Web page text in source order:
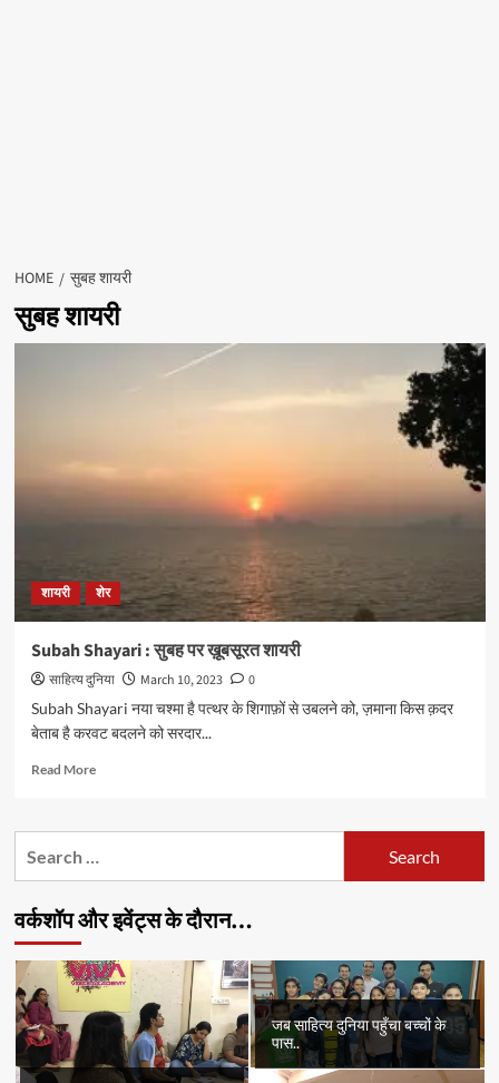
HOME सुबह शायरी
सुबह शायरी
शायरी शेर
Subah Shayari : सुबह पर ख़ूबसूरत शायरी
साहित्य दुनिया March 10, 2023
0
Subah Shayari नया चश्मा है पत्थर के शिगाफ़ों से उबलने को, ज़माना किस क़दर
बेताब है करवट बदलने को सरदार...
Read MoreRead
Subah
पर
ख़ूबसूरत
शायरी
वर्कशॉप और इवेंट्स के दौरान…
जब साहित्य दुनिया पहुँचा बच्चों के
पास..